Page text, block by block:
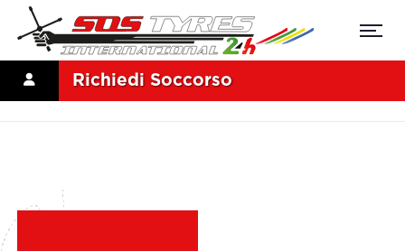
Richiedi Soccorso